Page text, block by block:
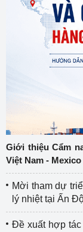
Giới thiệu Cẩm
Việt Nam - Mexico
Mời tham dự
lý nhiệt tại Ấn
Đề xuất hợp tác